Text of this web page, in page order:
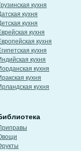
кухня
кухня
кухня
кухня
кухня
кухня
кухня
кухня
кухня
кухня